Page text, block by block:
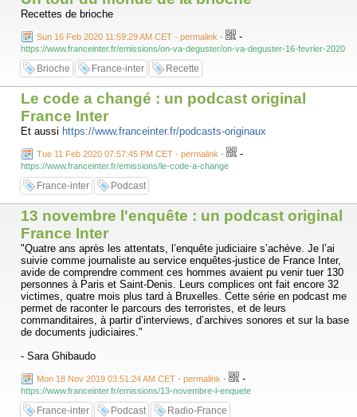
responsables politiques, qui préfèrent attendre le moment venu pour
nous alerter sur les risques d’une flambée de « l’islamophobie », un
peu comme ils l’avaient fait après l’assassinat de Samuel Paty…
Le silence d’une gauche misérabiliste et d’une droite conservatrice
s’interrogeant sur l’opportunité de rétablir un peu du délit de
blasphème, au nom du respect, de la gentillesse et surtout d’une
incapacité à mesurer l’impact de leurs démissions sur les libertés de
tous.
C’est dans le silence de notre démission que se joue le calvaire de
Mila et notre drame à tous.
C’est ce silence qui autorise des demeurés à se considérer comme
victimes d’une déclaration d’une jeune femme au sujet de celui qu’ils
considèrent comme leur Dieu.
C’est ce silence qui les autorise à déverser leurs menaces et leur
haine, en attendant qu’un plus débile qu’eux vienne terminer le
travail… un peu comme ce fût le cas pour la rédaction de Charlie et
Samuel Paty.
Alors contrairement à Dieu, il faut se sortir les doigts maintenant, se
tenir debout, pour expliquer, parler, défendre nos principes, parce qu’on
ne peut pas rester silencieux quand dans notre pays, une jeune femme
de 18 ans risque sa vie pour sa liberté d’expression. »
Recettes de brioche
Sun 16 Feb 2020 11:59:29 AM CET - permalink - -
https://www.franceinter.fr/emissions/on-va-deguster/on-va-deguster-16-fevrier-2020
Brioche France-inter Recette
Le code a changé : un podcast original
France Inter
Et aussi https://www.franceinter.fr/podcasts-originaux
Tue 11 Feb 2020 07:57:45 PM CET - permalink - -
https://www.franceinter.fr/emissions/le-code-a-change
France-inter Podcast
13 novembre l'enquête : un podcast original
France Inter
"Quatre ans après les attentats, l’enquête judiciaire s’achève. Je l’ai
suivie comme journaliste au service enquêtes-justice de France Inter,
avide de comprendre comment ces hommes avaient pu venir tuer 130
personnes à Paris et Saint-Denis. Leurs complices ont fait encore 32
victimes, quatre mois plus tard à Bruxelles. Cette série en podcast me
permet de raconter le parcours des terroristes, et de leurs
commanditaires, à partir d’interviews, d’archives sonores et sur la base
de documents judiciaires."
- Sara Ghibaudo
Mon 18 Nov 2019 03:51:24 AM CET - permalink - -
https://www.franceinter.fr/emissions/13-novembre-l-enquete
France-inter Podcast Radio-France